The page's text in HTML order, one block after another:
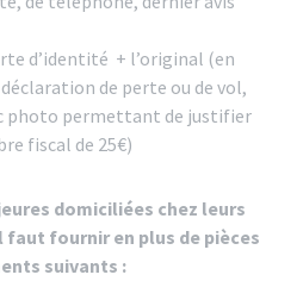
d’identité + l’original (en
de perte ou de vol,
photo permettant de justifier
fiscal de 25€)
domiciliées chez leurs
fournir en plus de pièces
suivants :